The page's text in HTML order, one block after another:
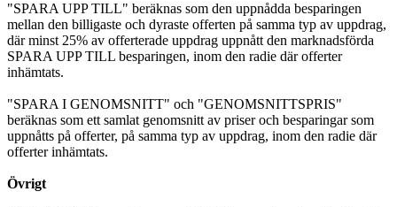
"SPARA UPP TILL" beräknas som den uppnådda besparingen
mellan den billigaste och dyraste offerten på samma typ av uppdrag,
där minst 25% av offerterade uppdrag uppnått den marknadsförda
SPARA UPP TILL besparingen, inom den radie där offerter
inhämtats.
"SPARA I GENOMSNITT" och "GENOMSNITTSPRIS"
beräknas som ett samlat genomsnitt av priser och besparingar som
uppnåtts på offerter, på samma typ av uppdrag, inom den radie där
offerter inhämtats.
Övrigt